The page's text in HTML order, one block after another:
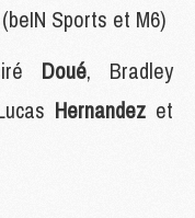
Sports et M6)
Doué, Bradley
Hernandez et